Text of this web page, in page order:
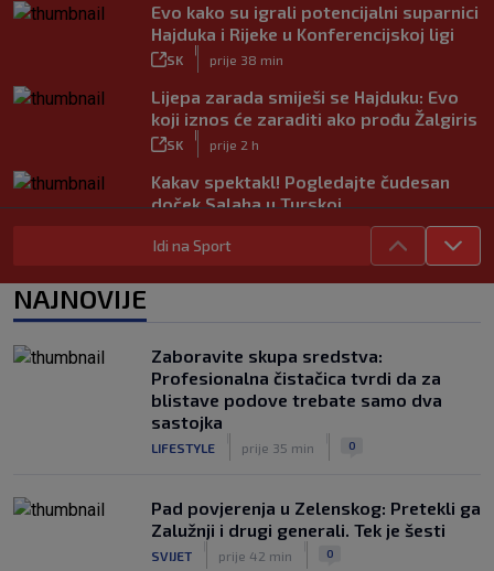
Evo kako su igrali potencijalni suparnici
Hajduka i Rijeke u Konferencijskoj ligi
SK prije 38 min
Lijepa zarada smiješi se Hajduku: Evo
koji iznos će zaraditi ako prođu Žalgiris
SK prije 2 h
Kakav spektakl! Pogledajte čudesan
doček Salaha u Turskoj
Neočekivani problemi za Dinamo:
Mišićeva zamjena zapela u Beogradu
Idi na Sport
NAJNOVIJE
Zaboravite skupa sredstva:
Profesionalna čistačica tvrdi da za
blistave podove trebate samo dva
sastojka
LIFESTYLE prije 35 min 0
Pad povjerenja u Zelenskog: Pretekli ga
Zalužnji i drugi generali. Tek je šesti
SVIJET prije 42 min 0